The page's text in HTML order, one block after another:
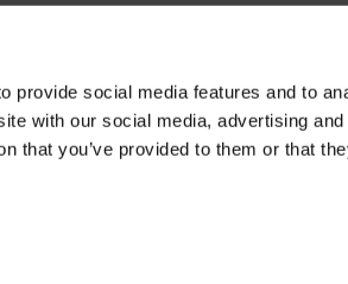
provide social media features and to
with our social media, advertising
that you’ve provided to them or that
en zijn enkel ter educatie en/of
van eventuele nationale en